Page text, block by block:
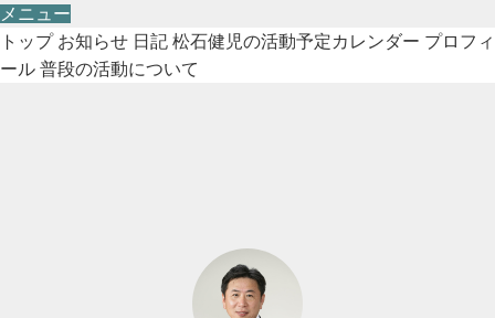
メニュー
トップ お知らせ 日記 松石健児の活動予定カレンダー プロフィ
ール 普段の活動について